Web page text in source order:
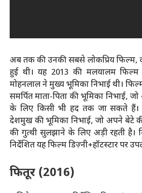
अब तक की उनकी सबसे लोकप्रिय फिल्म,
हुई थी। यह 2013 की मलयालम
मोहनलाल ने मुख्य भूमिका निभाई थी।
समर्पित माता-पिता की भूमिका निभाई,
के लिए किसी भी हद तक जा सकते हैं।
देशमुख की भूमिका निभाई, जो अपने बेटे
की गुत्थी सुलझाने के लिए अड़ी रहती है।
निर्देशित यह फिल्म डिज़्नी+हॉटस्टार पर
फितूर (2016)